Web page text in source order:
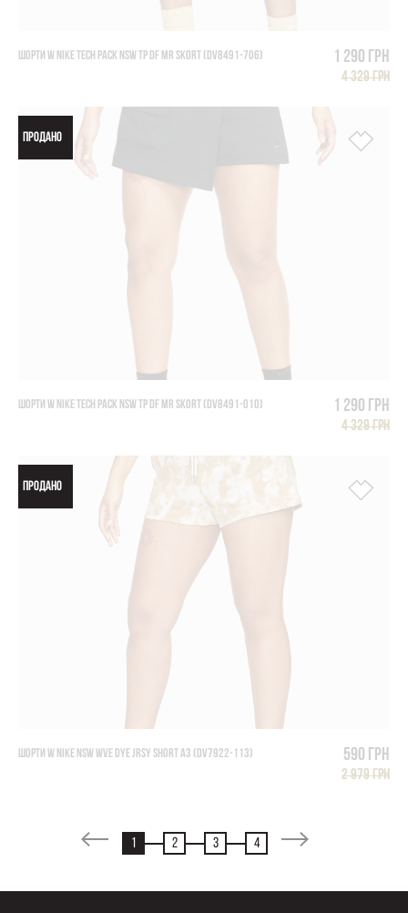
ШОРТИ W NIKE TECH PACK NSW TP DF MR SKORT (DV8491-706) 1 290 грн
4 329 грн
ПРОДАНО
ШОРТИ W NIKE TECH PACK NSW TP DF MR SKORT (DV8491-010) 1 290 грн
4 329 грн
ПРОДАНО
ШОРТИ W NIKE NSW WVE DYE JRSY SHORT A3 (DV7922-113) 590 грн
2 979 грн
1 2 3 4